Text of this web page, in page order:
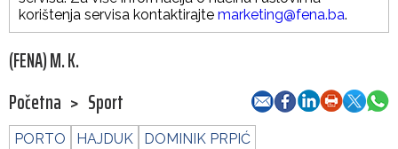
korištenja servisa kontaktirajte marketing@fena.ba.
(FENA) M. K.
Početna > Sport
PORTO HAJDUK DOMINIK PRPIĆ